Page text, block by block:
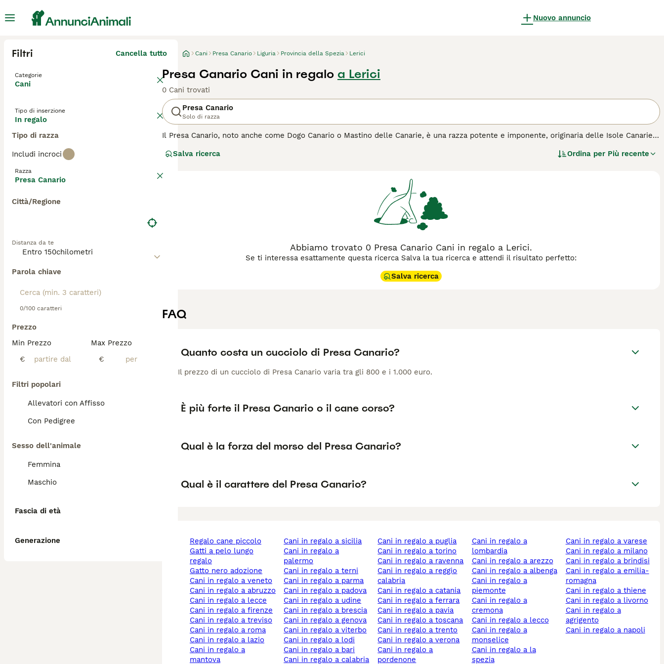
Nuovo annuncio
Filtri Cancella tutto
Categorie
Cani
Tipo di inserzione
In regalo
Tipo di razza
Includi incroci
Razza
Presa Canario
Città/Regione
Distanza da te
Parola chiave
0/100 caratteri
Prezzo
Min Prezzo
€
Max Prezzo
€
Filtri popolari
Allevatori con Affisso
Con Pedigree
Sesso dell'animale
Femmina
Maschio
Fascia di età
Generazione
Cani Presa Canario Liguria Provincia della Spezia Lerici
Presa Canario Cani in regalo a Lerici
0 Cani trovati
Presa Canario
Solo di razza
Il Presa Canario, noto anche come Dogo Canario o Mastino delle Canarie, è una razza potente e imponente, originaria delle Isole Canarie.
per il suo coraggio e la sua forte presenza, il Presa Canario è stato storicamente utilizzato come cane da guardia e per la conduzione del
fermezza e coerenza. Questa razza richiede un proprietario esperto che possa gestire e canalizzare la sua potenza fisica e il suo
carattere forte, offrendogli allo stesso tempo affetto e stimolazione mentale.
Per scoprire se il Presa Canario è il cane giusto per te, leggi la guida all'acquisto per questa razza.
Salva ricerca Ordina per Più recente
Abbiamo trovato 0 Presa Canario Cani in regalo a Lerici.
Se ti interessa esattamente questa ricerca Salva la tua ricerca e attendi il risultato perfetto:
Salva ricerca
FAQ
Quanto costa un cucciolo di Presa Canario?
Il prezzo di un cucciolo di Presa Canario varia tra gli 800 e i 1.000 euro.
È più forte il Presa Canario o il cane corso?
Qual è la forza del morso del Presa Canario?
Qual è il carattere del Presa Canario?
regalo cane piccolo
gatti a pelo lungo
regalo
gatto nero adozione
cani in regalo a veneto
cani in regalo a abruzzo
cani in regalo a lecce
cani in regalo a firenze
cani in regalo a treviso
cani in regalo a roma
cani in regalo a lazio
cani in regalo a
mantova
cani in regalo a sicilia
cani in regalo a
palermo
cani in regalo a terni
cani in regalo a parma
cani in regalo a padova
cani in regalo a udine
cani in regalo a brescia
cani in regalo a genova
cani in regalo a viterbo
cani in regalo a lodi
cani in regalo a bari
cani in regalo a calabria
cani in regalo a puglia
cani in regalo a torino
cani in regalo a ravenna
cani in regalo a reggio
calabria
cani in regalo a catania
cani in regalo a ferrara
cani in regalo a pavia
cani in regalo a toscana
cani in regalo a trento
cani in regalo a verona
cani in regalo a
pordenone
cani in regalo a
lombardia
cani in regalo a arezzo
cani in regalo a albenga
cani in regalo a
piemonte
cani in regalo a
cremona
cani in regalo a lecco
cani in regalo a
monselice
cani in regalo a la
spezia
cani in regalo a varese
cani in regalo a milano
cani in regalo a brindisi
cani in regalo a emilia-
romagna
cani in regalo a thiene
cani in regalo a livorno
cani in regalo a
agrigento
cani in regalo a napoli